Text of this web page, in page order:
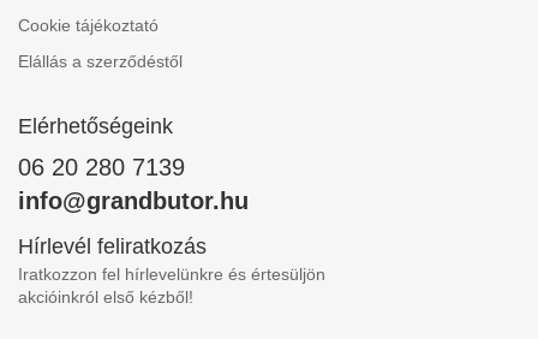
Cookie tájékoztató
Elállás a szerződéstől
Elérhetőségeink
06 20 280 7139
info@grandbutor.hu
Hírlevél feliratkozás
Iratkozzon fel hírlevelünkre és értesüljön
akcióinkról első kézből!